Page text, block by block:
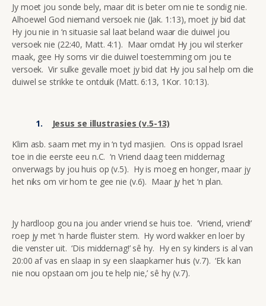
Jy moet jou sonde bely, maar dit is beter om nie te sondig nie.
Alhoewel God niemand versoek nie (Jak. 1:13), moet jy bid dat
Hy jou nie in ‘n situasie sal laat beland waar die duiwel jou
versoek nie (22:40, Matt. 4:1). Maar omdat Hy jou wil sterker
maak, gee Hy soms vir die duiwel toestemming om jou te
versoek. Vir sulke gevalle moet jy bid dat Hy jou sal help om die
duiwel se strikke te ontduik (Matt. 6:13, 1Kor. 10:13).
Jesus se illustrasies (v.5-13)
Klim asb. saam met my in ‘n tyd masjien. Ons is oppad Israel
toe in die eerste eeu n.C. ‘n Vriend daag teen middernag
onverwags by jou huis op (v.5). Hy is moeg en honger, maar jy
het niks om vir hom te gee nie (v.6). Maar jy het ‘n plan.
Jy hardloop gou na jou ander vriend se huis toe. ‘Vriend, vriend!’
roep jy met ‘n harde fluister stem. Hy word wakker en loer by
die venster uit. ‘Dis middernag!’ sê hy. Hy en sy kinders is al van
20:00 af vas en slaap in sy een slaapkamer huis (v.7). ‘Ek kan
nie nou opstaan om jou te help nie,’ sê hy (v.7).